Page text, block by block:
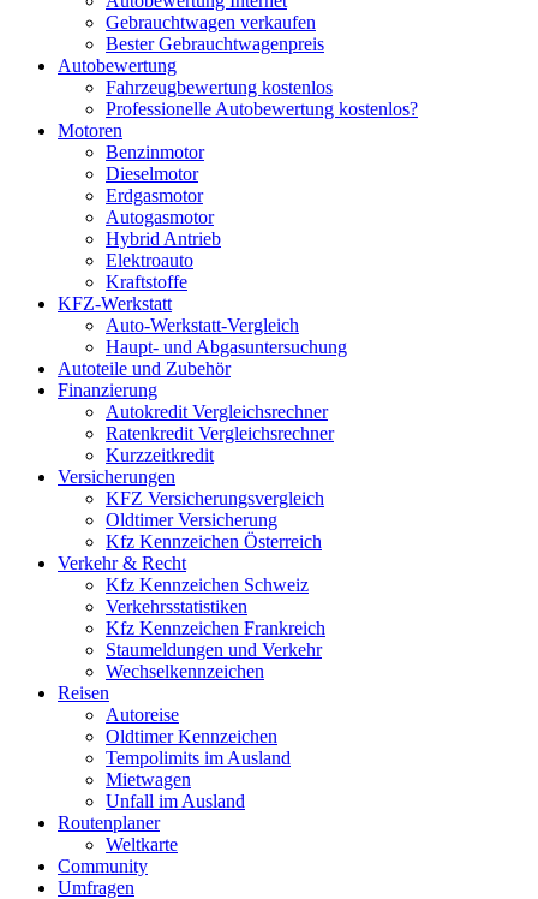
Gebrauchtwagen verkaufen
Bester Gebrauchtwagenpreis
Autobewertung
Fahrzeugbewertung kostenlos
Professionelle Autobewertung kostenlos?
Motoren
Benzinmotor
Dieselmotor
Erdgasmotor
Autogasmotor
Hybrid Antrieb
Elektroauto
Kraftstoffe
KFZ-Werkstatt
Auto-Werkstatt-Vergleich
Haupt- und Abgasuntersuchung
Autoteile und Zubehör
Finanzierung
Autokredit Vergleichsrechner
Ratenkredit Vergleichsrechner
Kurzzeitkredit
Versicherungen
KFZ Versicherungsvergleich
Oldtimer Versicherung
Kfz Kennzeichen Österreich
Verkehr & Recht
Kfz Kennzeichen Schweiz
Verkehrsstatistiken
Kfz Kennzeichen Frankreich
Staumeldungen und Verkehr
Wechselkennzeichen
Reisen
Autoreise
Oldtimer Kennzeichen
Tempolimits im Ausland
Mietwagen
Unfall im Ausland
Routenplaner
Weltkarte
Community
Umfragen